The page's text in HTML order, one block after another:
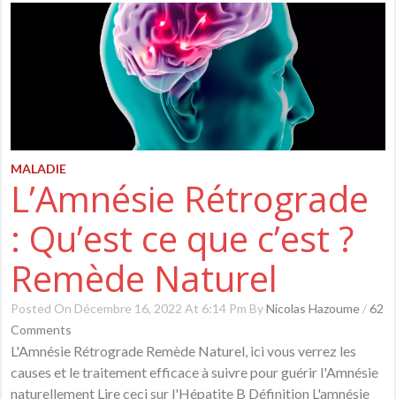
MALADIE
L’Amnésie Rétrograde
: Qu’est ce que c’est ?
Remède Naturel
Posted On Décembre 16, 2022 At 6:14 Pm ByNicolas Hazoume /62
Comments
L'Amnésie Rétrograde Remède Naturel, ici vous verrez les
causes et le traitement efficace à suivre pour guérir l'Amnésie
naturellement Lire ceci sur l'Hépatite B Définition L'amnésie